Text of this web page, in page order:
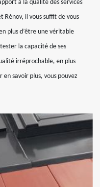
à la qualité des services
Rénov, il vous suffit de vous
plus d’être une véritable
la capacité de ses
irréprochable, en plus
en savoir plus, vous pouvez